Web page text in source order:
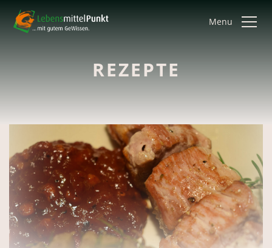
Menu
REZEPTE